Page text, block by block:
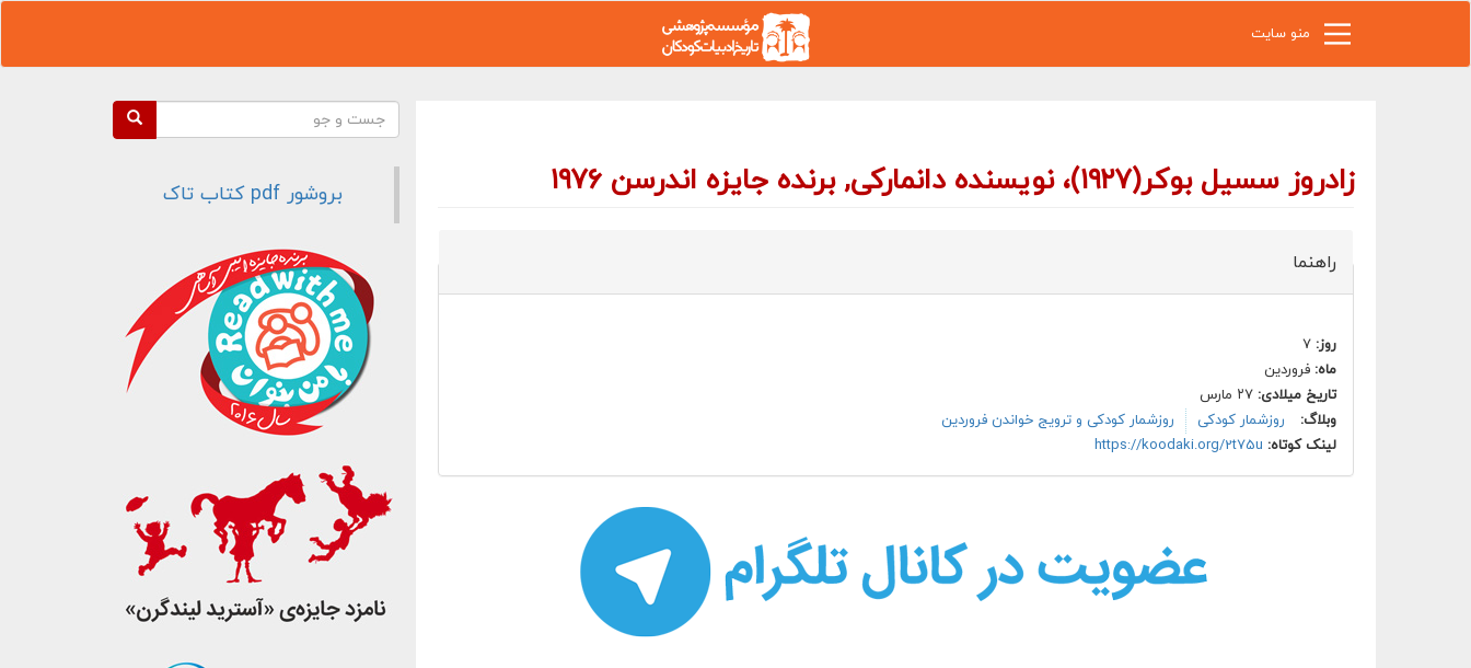
منو سایت
زادروز سسیل بوکر(۱۹۲۷)، نویسنده دانمارکی, برنده جایزه اندرسن ۱۹۷۶
راهنما
روز: ۷
ماه: فروردین
تاریخ میلادی: ۲۷ مارس
وبلاگ:
روزشمار کودکی
روزشمار کودکی و ترویج خواندن فروردین
لینک کوتاه: https://koodaki.org/2t75u
فرم جستجو
بروشور pdf کتاب تاک